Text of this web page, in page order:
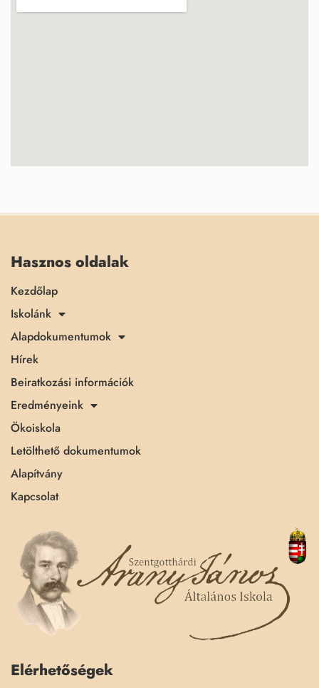
Hasznos oldalak
Kezdőlap
Iskolánk
Alapdokumentumok
Hírek
Beiratkozási információk
Eredményeink
Ökoiskola
Letölthető dokumentumok
Alapítvány
Kapcsolat
Elérhetőségek